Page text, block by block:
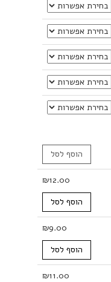
עד
הוסף לסל
₪12.00
הוסף לסל
₪9.00
הוסף לסל
₪11.00